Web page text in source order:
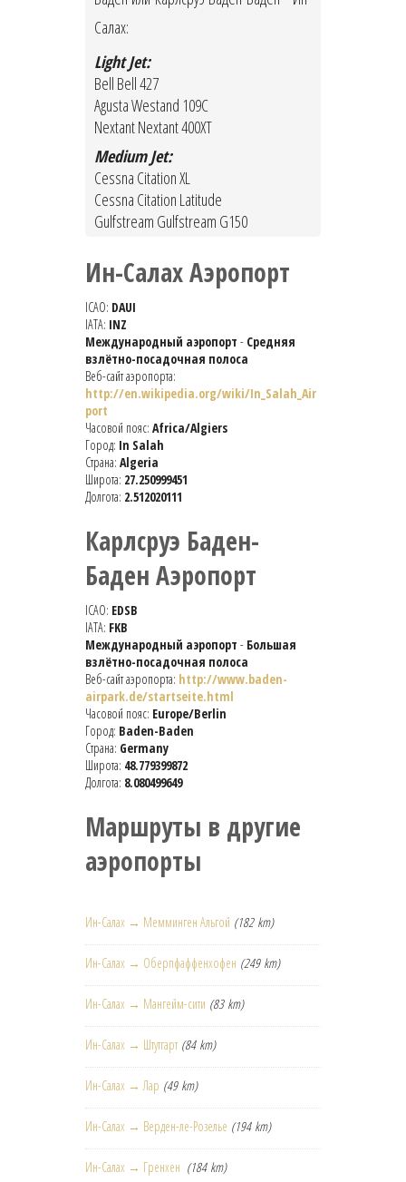
Салах:
Light Jet:
Bell Bell 427
Agusta Westand 109C
Nextant Nextant 400XT
Medium Jet:
Cessna Citation XL
Cessna Citation Latitude
Gulfstream Gulfstream G150
Ин-Салах Аэропорт
ICAO: DAUI
IATA: INZ
Международный аэропорт - Средняя
взлётно-посадочная полоса
Веб-сайт аэропорта:
http://en.wikipedia.org/wiki/In_Salah_Air
port
Часовой пояс: Africa/Algiers
Город: In Salah
Страна: Algeria
Широта: 27.250999451
Долгота: 2.512020111
Карлсруэ Баден-
Баден Аэропорт
ICAO: EDSB
IATA: FKB
Международный аэропорт - Большая
взлётно-посадочная полоса
Веб-сайт аэропорта: http://www.baden-
airpark.de/startseite.html
Часовой пояс: Europe/Berlin
Город: Baden-Baden
Страна: Germany
Широта: 48.779399872
Долгота: 8.080499649
Маршруты в другие
аэропорты
Ин-Салах → Мемминген Альгой (182 km)
Ин-Салах → Оберпфаффенхофен (249 km)
Ин-Салах → Мангейм-сити (83 km)
Ин-Салах → Штутгарт (84 km)
Ин-Салах → Лар (49 km)
Ин-Салах → Верден-ле-Розелье (194 km)
Ин-Салах → Гренхен (184 km)